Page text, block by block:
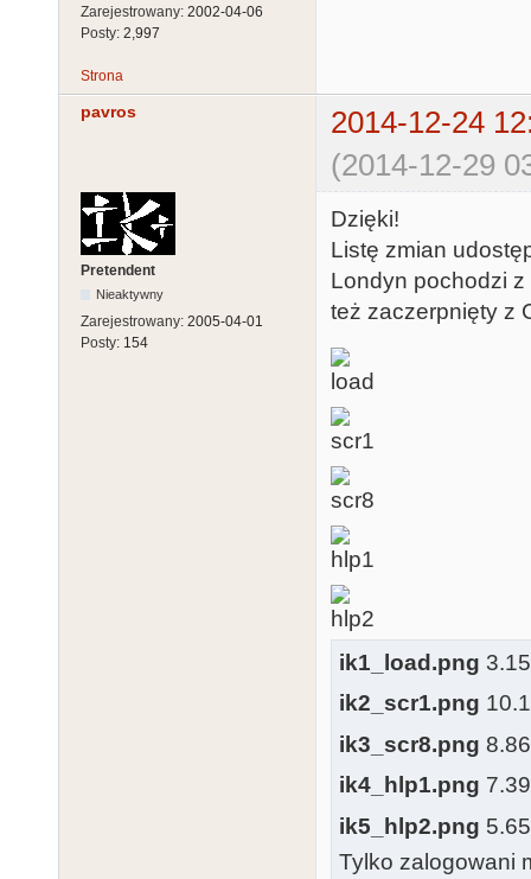
Zarejestrowany: 2002-04-06
Posty: 2,997
Strona
pavros
2014-12-24
(2014-12-29
Pretendent
Nieaktywny
Zarejestrowany: 2005-04-01
Posty: 154
Dzięki!
Listę zmian
Londyn pochodzi z
też zaczerpnięty z
ik1_load.png
ik2_scr1.png
ik3_scr8.png
ik4_hlp1.png
ik5_hlp2.png
Tylko zalogowani